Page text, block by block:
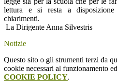
lettura e si resta a
chiarimenti.
La Dirigente Anna Silvestris
Notizie
Questo sito o gli strumenti terzi da
cookie necessari al funzionamento
COOKIE POLICY.